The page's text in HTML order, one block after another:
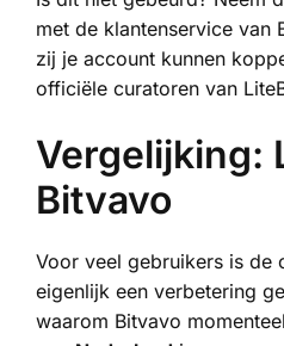
met de klantenservice van
zij je account kunnen
officiële curatoren van
Vergelijking:
Bitvavo
Voor veel gebruikers is de
eigenlijk een verbetering
waarom Bitvavo